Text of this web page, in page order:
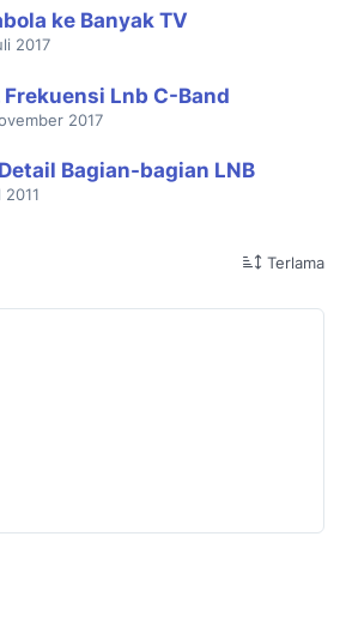
ke Banyak TV
2017
Frekuensi Lnb C-Band
2017
Bagian-bagian LNB
Terlama